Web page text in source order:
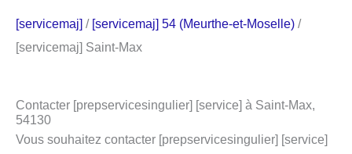
[servicemaj] / [servicemaj] 54 (Meurthe-et-Moselle) /
[servicemaj] Saint-Max
Contacter [prepservicesingulier] [service] à Saint-Max,
54130
Vous souhaitez contacter [prepservicesingulier] [service]